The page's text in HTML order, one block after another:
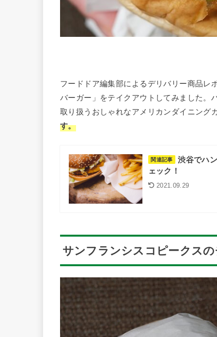
フードドア編集部によるデリバリー商品レ
バーガー」をテイクアウトしてみました。
取り扱うおしゃれなアメリカンダイニング
す。
関連記事
渋谷でハ
ェック！
2021.09.29
サンフランシスコピークス